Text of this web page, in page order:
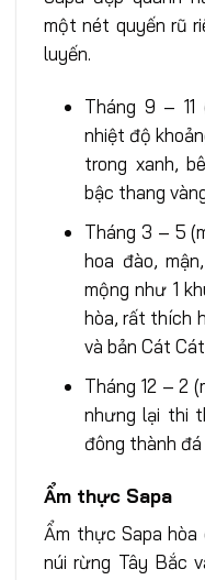
một nét quyến rũ
luyến.
Tháng 9 –
nhiệt độ
trong xanh,
bậc thang
Tháng 3 – 5
hoa đào,
mộng như 1
hòa, rất thích
và bản Cát
Tháng 12 – 2
nhưng lại thi
đông thành
Ẩm thực Sapa
Ẩm thực Sapa
núi rừng Tây Bắc